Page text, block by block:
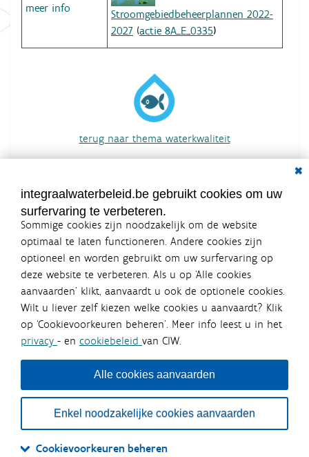
meer info
Stroomgebiedbeheerplannen 2022-
2027 (actie 8A_E_0335)
terug naar thema waterkwaliteit
overzicht van alle acties
integraalwaterbeleid.be gebruikt cookies om uw
surfervaring te verbeteren.
Sommige cookies zijn noodzakelijk om de website
optimaal te laten functioneren. Andere cookies zijn
optioneel en worden gebruikt om uw surfervaring op
deze website te verbeteren. Als u op ‘Alle cookies
aanvaarden’ klikt, aanvaardt u ook de optionele cookies.
Wilt u liever zelf kiezen welke cookies u aanvaardt? Klik
op ‘Cookievoorkeuren beheren’. Meer info leest u in het
privacy - en cookiebeleid van CIW.
Alle cookies aanvaarden
Enkel noodzakelijke cookies aanvaarden
Cookievoorkeuren beheren
Integraalwaterbeleid.be is een
officiële website van de Vlaamse
overheid
uitgegeven door Coördinatiecommissie Integraal
Waterbeleid
De Coördinatiecommissie Integraal Waterbeleid (CIW) is een
bestuursniveaus die bij het waterbeleid betrokken zijn. Ook
waterbedrijven nemen deel aan het overleg. Deze
samenwerking zorgt voor een gecoördineerde en
geïntegreerde aanpak van het waterbeleid en waterbeheer
in Vlaanderen.
OVER CIW DISCLAIMER PRIVACY